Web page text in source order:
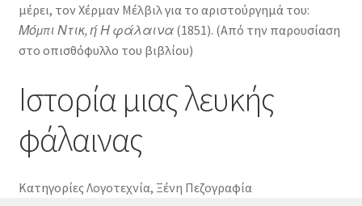
μέρει, τον Χέρμαν Μέλβιλ για το αριστούργημά του:
Μόμπι Ντικ, ή Η φάλαινα(1851). (Από την παρουσίαση
στο οπισθόφυλλο του βιβλίου)
Ιστορία μιας λευκής
φάλαινας
Κατηγορίες Λογοτεχνία, Ξένη Πεζογραφία